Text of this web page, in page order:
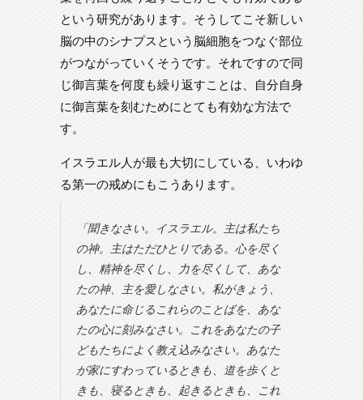
という研究があります。そうしてこそ新しい
脳の中のシナプスという脳細胞をつなぐ部位
がつながっていくそうです。それですので同
じ御言葉を何度も繰り返すことは、自分自身
に御言葉を刻むためにとても有効な方法で
す。
イスラエル人が最も大切にしている、いわゆ
る第一の戒めにもこうあります。
「聞きなさい。イスラエル。主は私たち
の神。主はただひとりである。心を尽く
し、精神を尽くし、力を尽くして、あな
たの神、主を愛しなさい。私がきょう、
あなたに命じるこれらのことばを、あな
たの心に刻みなさい。これをあなたの子
どもたちによく教え込みなさい。あなた
が家にすわっているときも、道を歩くと
きも、寝るときも、起きるときも、これ